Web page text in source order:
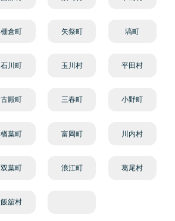
棚倉町 矢祭町 塙町
石川町 玉川村 平田村
古殿町 三春町 小野町
楢葉町 富岡町 川内村
双葉町 浪江町 葛尾村
飯舘村